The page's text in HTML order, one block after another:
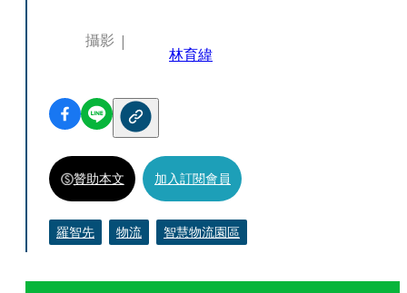
攝影
林育緯
贊助本文 加入訂閱會員
羅智先 物流 智慧物流園區